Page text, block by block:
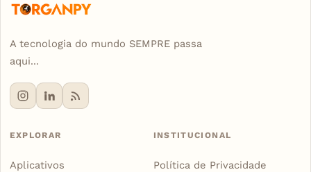
A tecnologia do mundo SEMPRE passa
aqui...
EXPLORAR
Aplicativos
INSTITUCIONAL
Política de Privacidade